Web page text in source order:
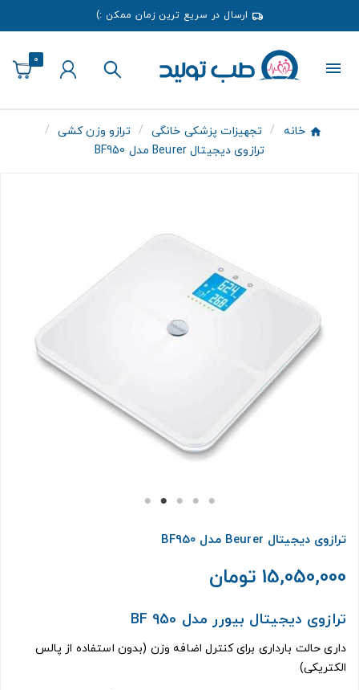
ارسال در سریع ترین زمان ممکن :)
0
خانه تجهیزات پزشکی خانگی
ترازو وزن کشی
ترازوی دیجیتال Beurer مدل BF950
ترازوی دیجیتال Beurer مدل BF950
15,050,000 تومان
ترازوی دیجیتال بیورر مدل BF 950
داری حالت بارداری برای کنترل اضافه وزن (بدون استفاده از پالس
الکتریکی)